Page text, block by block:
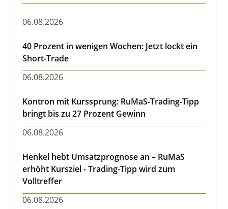
06.08.2026
40 Prozent in wenigen Wochen: Jetzt lockt ein
Short-Trade
06.08.2026
Kontron mit Kurssprung: RuMaS-Trading-Tipp
bringt bis zu 27 Prozent Gewinn
06.08.2026
Henkel hebt Umsatzprognose an – RuMaS
erhöht Kursziel - Trading-Tipp wird zum
Volltreffer
06.08.2026